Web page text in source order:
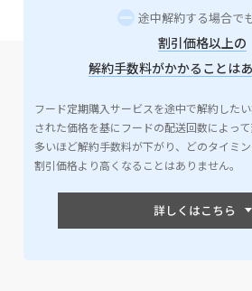
途中解約する場合でも
割引価格以上の
解約手数料がかかることはあ
フード定期購入サービスを途中で解約した
された価格を基にフードの配送回数によっ
多いほど解約手数料が下がり、どのタイミ
割引価格より高くなることはありません。